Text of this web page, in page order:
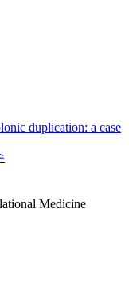
duplication: a case
Medicine